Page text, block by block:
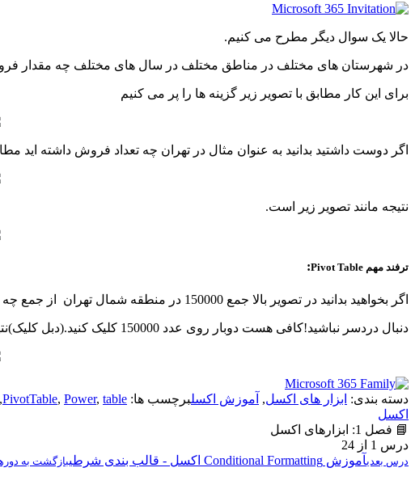
حالا یک سوال دیگر مطرح می کنیم.
در شهرستان های مختلف در مناطق مختلف در سال های مختلف چه مقدار
برای این کار مطابق با تصویر زیر گزینه ها را پر می کنیم
اگر دوست داشتید بدانید به عنوان مثال در تهران چه تعداد فروش داشته اید
نتیجه مانند تصویر زیر است.
ترفند مهم Pivot Table :
اگر بخواهید بدانید در تصویر بالا جمع 150000 در منطقه شمال تهران از جمع چه اعدادی به دست آمده است چه کاری انجام می دهید؟
دنبال دردسر نباشید!کافی هست دوبار روی عدد 150000 کلیک کنید.(دبل کلیک)نتیجه مانند تصویر زیر خواهد بود.جالب بود؟!
دسته بندی: ابزار های اکسل, آموزش اکسلبرچسب ها: PivotTable, Power, table
,
اکسل
📘 فصل 1: ابزارهای اکسل
درس 1 از 24
درس بعدیآموزش Conditional Formatting اکسل - قالب بندی شرطی بازگشت به